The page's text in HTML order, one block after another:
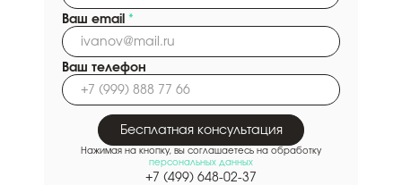
Ваш email *
Ваш телефон
Бесплатная консультация
Нажимая на кнопку, вы соглашаетесь на обработку
персональных данных
+7 (499) 648-02-37